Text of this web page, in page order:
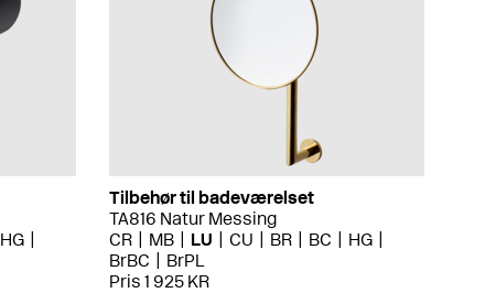
HG
Tilbehør til badeværelset
TA816 Natur Messing
CR
MB LU CU BR BC
HG
BrBC
BrPL
Pris 1 925 KR